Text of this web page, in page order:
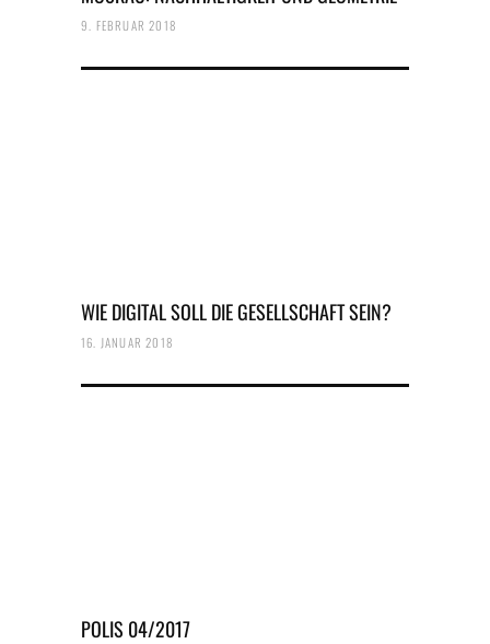
9. FEBRUAR 2018
WIE DIGITAL SOLL DIE GESELLSCHAFT SEIN?
16. JANUAR 2018
POLIS 04/2017